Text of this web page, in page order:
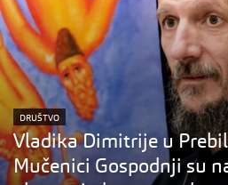
DRUŠTVO
Vladika Dimitrije u
Mučenici Gospodnji su